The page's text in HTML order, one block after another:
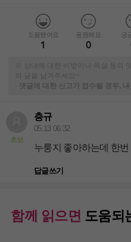
도움됐어요
1
응원해요
0
궁
※ 상대에 대한 비방이나 욕설 등의
-
댓글에 대한 신고가 접수될 경우,
초보
층규
05.13 06:32
누룽지 좋아하는데 한
답글쓰기
함께 읽으면 도움되